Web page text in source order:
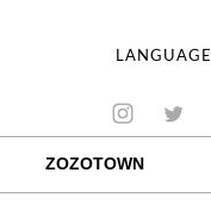
LANGUAGE
ZOZOTOWN